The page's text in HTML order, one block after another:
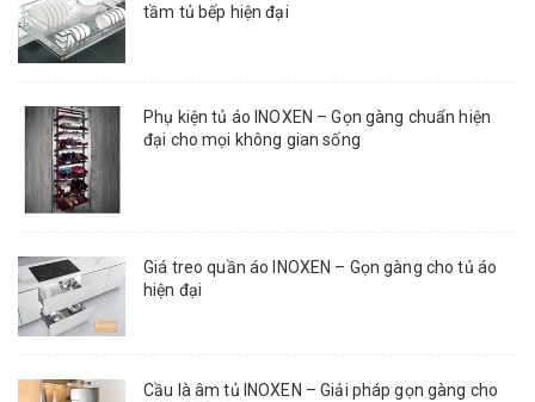
tầm tủ bếp hiện đại
Phụ kiện tủ áo INOXEN – Gọn gàng chuẩn hiện
đại cho mọi không gian sống
Giá treo quần áo INOXEN – Gọn gàng cho tủ áo
hiện đại
Cầu là âm tủ INOXEN – Giải pháp gọn gàng cho